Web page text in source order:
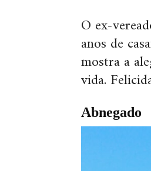
O ex-
anos de
mostra a
vida.
Abnegado